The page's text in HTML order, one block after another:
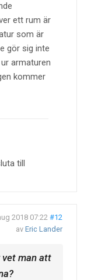
ett rum är
som är
gör sig inte
armaturen
kommer
till
2018 07:22 #12
av Eric Lander
vet man att